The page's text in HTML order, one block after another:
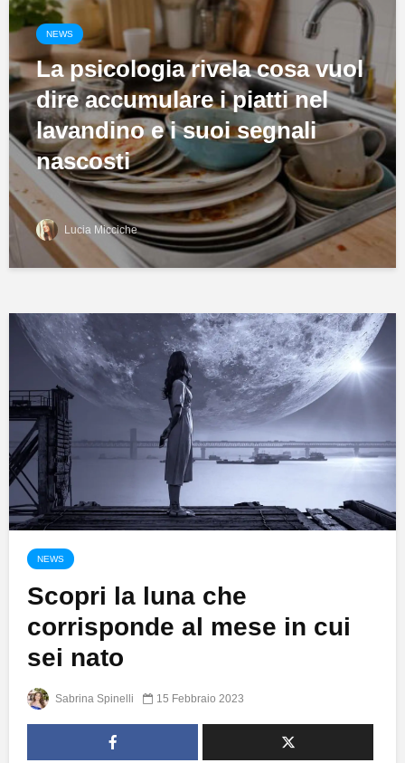
NEWS
La psicologia rivela cosa vuol
dire accumulare i piatti nel
lavandino e i suoi segnali
nascosti
Lucia Micciche
NEWS
Scopri la luna che
corrisponde al mese in cui
sei nato
Sabrina Spinelli 15 Febbraio 2023